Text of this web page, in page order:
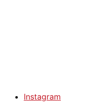
Instagram